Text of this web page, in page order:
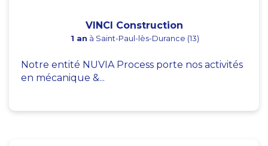
VINCI Construction
1 an à Saint-Paul-lès-Durance (13)
Notre entité NUVIA Process porte nos activités
en mécanique &...